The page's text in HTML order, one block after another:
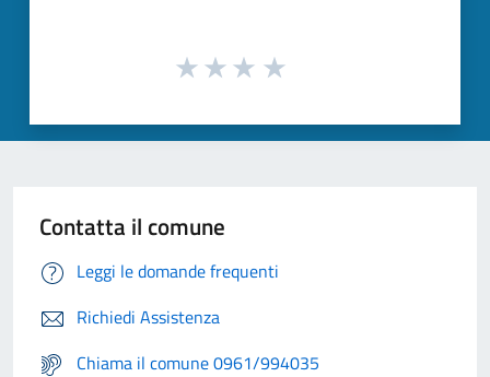
Contatta il comune
Leggi le domande frequenti
Richiedi Assistenza
Chiama il comune 0961/994035